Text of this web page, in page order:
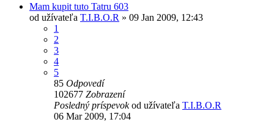
Mam kupit tuto Tatru 603
od užívateľa T.I.B.O.R » 09 Jan 2009, 12:43
1
2
3
4
5
85 Odpovedí
102677 Zobrazení
Posledný príspevokod užívateľa T.I.B.O.R
06 Mar 2009, 17:04